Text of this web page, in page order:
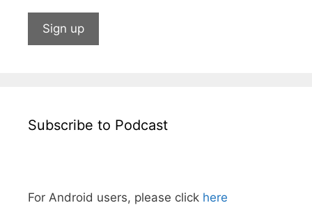
Subscribe to Podcast
For Android users, please click here